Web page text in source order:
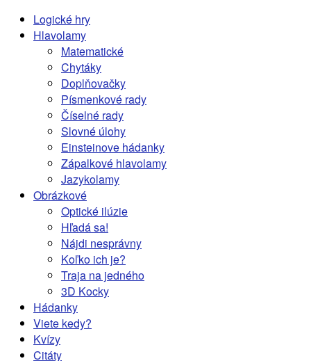
Logické hry
Hlavolamy
Matematické
Chytáky
Doplňovačky
Písmenkové rady
Číselné rady
Slovné úlohy
Einsteinove hádanky
Zápalkové hlavolamy
Jazykolamy
Obrázkové
Optické ilúzie
Hľadá sa!
Nájdi nesprávny
Koľko ich je?
Traja na jedného
3D Kocky
Hádanky
Viete kedy?
Kvízy
Citáty